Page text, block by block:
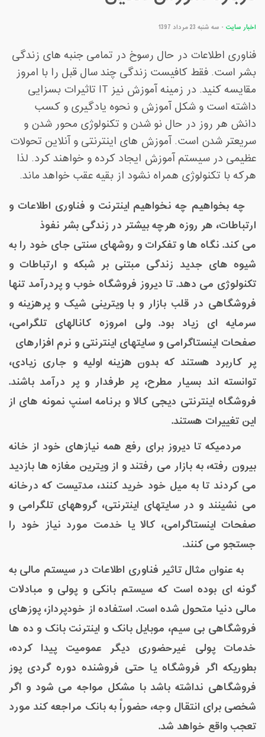
اخبار سایت - سه شنبه 23 مرداد 1397
فناوری اطلاعات در حال رسوخ در تمامی جنبه های زندگی
بشر است. فقط کافیست زندگی چند سال قبل را با امروز
مقایسه کنید. در زمینه آموزش نیز IT تاثیرات بسزایی
داشته است و شکل آموزش و نحوه یادگیری و کسب
دانش هر روز در حال نو شدن و تکنولوژی محور شدن و
سریعتر شدن است. آموزش های اینترنتی و آنلاین تحولات
عظیمی در سیستم آموزش ایجاد کرده و خواهند کرد. لذا
هرکه با تکنولوژی همراه نشود از بقیه عقب خواهد ماند.
چه بخواهیم چه نخواهیم اینترنت و فناوری اطلاعات و
ارتباطات، هر روزه هرچه بیشتر در زندگی بشر نفوذ
می کند. نگاه ها و تفکرات و روشهای سنتی جای خود را به
شیوه های جدید زندگی مبتنی بر شبکه و ارتباطات و
تکنولوژی می دهد. تا دیروز فروشگاه خوب و پردرآمد تنها
فروشگاهی در قلب بازار و با ویترینی شیک و پرهزینه و
سرمایه ای زیاد بود. ولی امروزه کانالهای تلگرامی،
صفحات اینستاگرامی و سایتهای اینترنتی و نرم افزارهای
پر کاربرد هستند که بدون هزینه اولیه و جاری زیادی،
توانسته اند بسیار مطرح، پر طرفدار و پر درآمد باشند.
فروشگاه اینترنتی دیجی کالا و برنامه اسنپ نمونه های از
این تغییرات هستند.
مردمیکه تا دیروز برای رفع همه نیازهای خود از خانه
بیرون رفته، به بازار می رفتند و از ویترین مغازه ها بازدید
می کردند تا به میل خود خرید کنند، مدتیست که درخانه
می نشینند و در سایتهای اینترنتی، گروههای تلگرامی و
صفحات اینستاگرامی، کالا یا خدمت مورد نیاز خود را
جستجو می کنند.
به عنوان مثال تاثیر فناوری اطلاعات در سیستم مالی به
گونه ای بوده است که سیستم بانکی و پولی و مبادلات
مالی دنیا متحول شده است. استفاده از خودپرداز، پوزهای
فروشگاهی بی سیم، موبایل بانک و اینترنت بانک و ده ها
خدمات پولی غیرحضوری دیگر عمومیت پیدا کرده،
بطوریکه اگر فروشگاه یا حتی فروشنده دوره گردی پوز
فروشگاهی نداشته باشد با مشکل مواجه می شود و اگر
شخصی برای انتقال وجه، حضوراً به بانک مراجعه کند مورد
تعجب واقع خواهد شد.